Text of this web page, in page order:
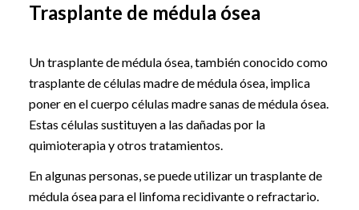
Trasplante de médula ósea
Un trasplante de médula ósea, también conocido como
trasplante de células madre de médula ósea, implica
poner en el cuerpo células madre sanas de médula ósea.
Estas células sustituyen a las dañadas por la
quimioterapia y otros tratamientos.
En algunas personas, se puede utilizar un trasplante de
médula ósea para el linfoma recidivante o refractario.